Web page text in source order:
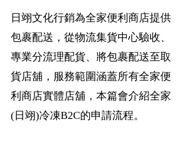
日翊文化行銷為全家便利商店提供
包裹配送，從物流集貨中心驗收、
專業分流理配貨、將包裹配送至取
貨店舖，服務範圍涵蓋所有全家便
利商店實體店舖，本篇會介紹全家
(日翊)冷凍B2C的申請流程。